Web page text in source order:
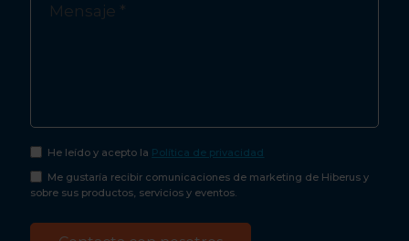
He leído y acepto la Política de privacidad
Me gustaría recibir comunicaciones de marketing de Hiberus y
sobre sus productos, servicios y eventos.